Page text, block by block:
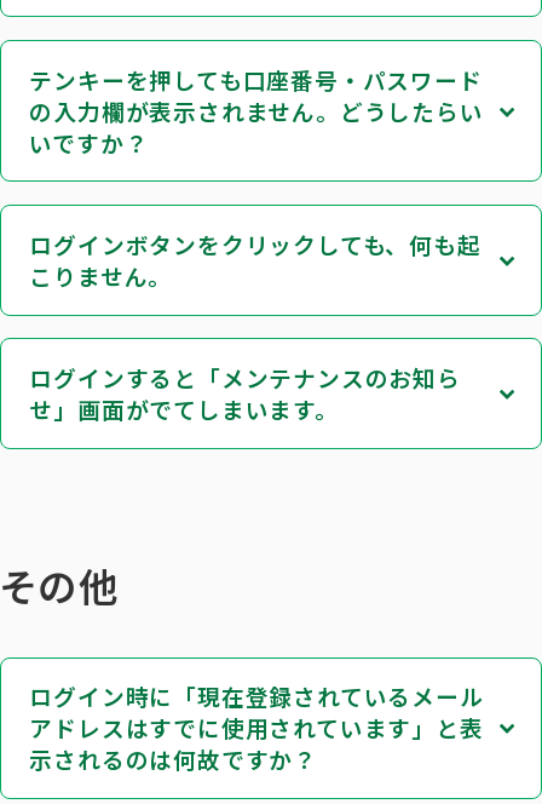
テンキーを押しても口座番号・パスワード
の入力欄が表示されません。どうしたらい
いですか？
ログインボタンをクリックしても、何も起
こりません。
ログインすると「メンテナンスのお知ら
せ」画面がでてしまいます。
その他
ログイン時に「現在登録されているメール
アドレスはすでに使用されています」と表
示されるのは何故ですか？